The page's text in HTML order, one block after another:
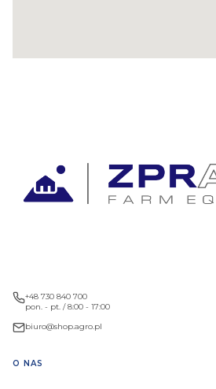
+48 730 840 700
pon. - pt. / 8:00 - 17:00
biuro@shop.agro.pl
Linki w stopce
O NAS